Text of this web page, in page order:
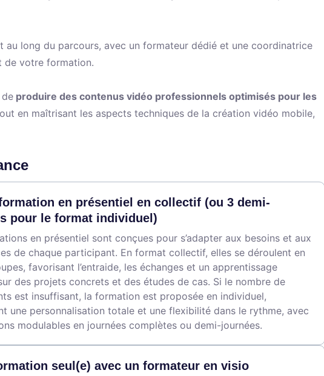
long du parcours, avec un formateur dédié et une coordinatrice
de votre formation.
produire des contenus vidéo professionnels optimisés pour les
en maîtrisant les aspects techniques de la création vidéo mobile,
en présentiel en collectif (ou 3 demi-
pour le format individuel)
en présentiel sont conçues pour s’adapter aux besoins et aux
de chaque participant. En format collectif, elles se déroulent en
favorisant l’entraide, les échanges et un apprentissage
des projets concrets et des études de cas. Si le nombre de
est insuffisant, la formation est proposée en individuel,
une personnalisation totale et une flexibilité dans le rythme, avec
modulables en journées complètes ou demi-journées.
seul(e) avec un formateur en visio